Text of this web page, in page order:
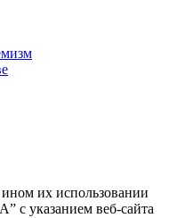
их использовании
с указанием веб-сайта